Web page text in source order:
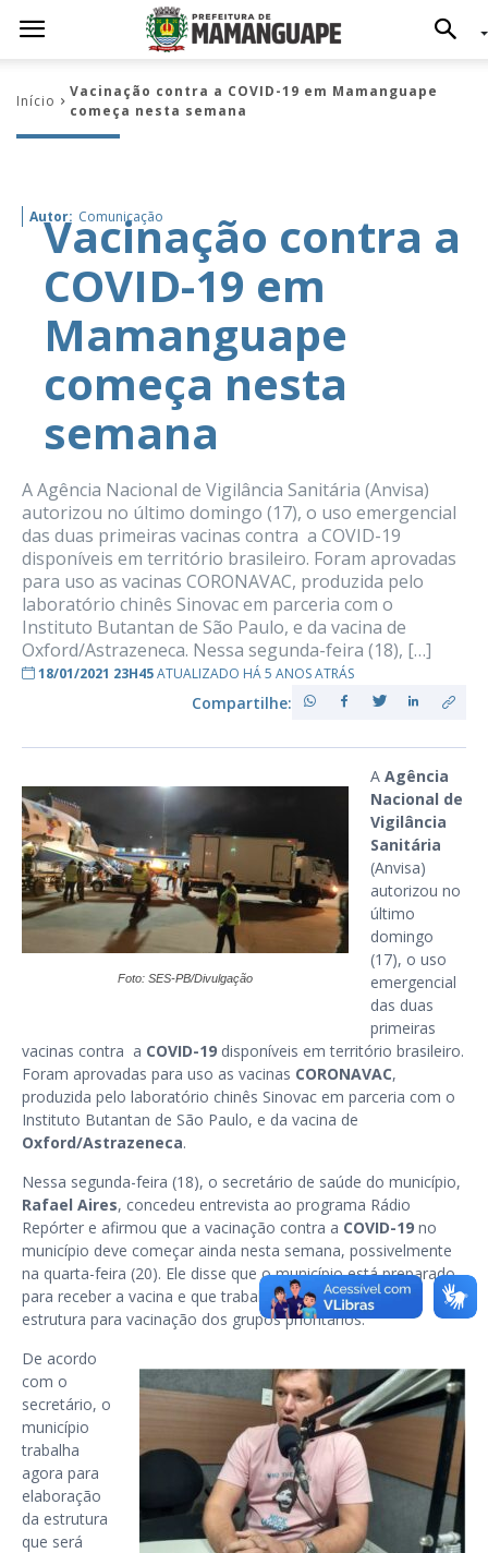
Início
Vacinação contra a COVID-19 em Mamanguape
começa nesta semana
Autor: Comunicação
Vacinação contra a
COVID-19 em
Mamanguape
começa nesta
semana
A Agência Nacional de Vigilância Sanitária (Anvisa)
autorizou no último domingo (17), o uso emergencial
das duas primeiras vacinas contra a COVID-19
disponíveis em território brasileiro. Foram aprovadas
para uso as vacinas CORONAVAC, produzida pelo
laboratório chinês Sinovac em parceria com o
Instituto Butantan de São Paulo, e da vacina de
Oxford/Astrazeneca. Nessa segunda-feira (18), […]
18/01/2021 23H45ATUALIZADO HÁ 5 ANOS ATRÁS
Compartilhe:
Foto: SES-PB/Divulgação
A Agência
Nacional de
Vigilância
Sanitária
(Anvisa)
autorizou no
último
domingo
(17), o uso
emergencial
das duas
primeiras
vacinas contra a COVID-19 disponíveis em território brasileiro.
Foram aprovadas para uso as vacinas CORONAVAC,
produzida pelo laboratório chinês Sinovac em parceria com o
Instituto Butantan de São Paulo, e da vacina de
Oxford/Astrazeneca.
Nessa segunda-feira (18), o secretário de saúde do município,
Rafael Aires, concedeu entrevista ao programa Rádio
Repórter e afirmou que a vacinação contra a COVID-19 no
município deve começar ainda nesta semana, possivelmente
na quarta-feira (20). Ele disse que o município está preparado
para receber a vacina e que trabalha na elaboração da
estrutura para vacinação dos grupos prioritários.
De acordo
com o
secretário, o
município
trabalha
agora para
elaboração
da estrutura
que será